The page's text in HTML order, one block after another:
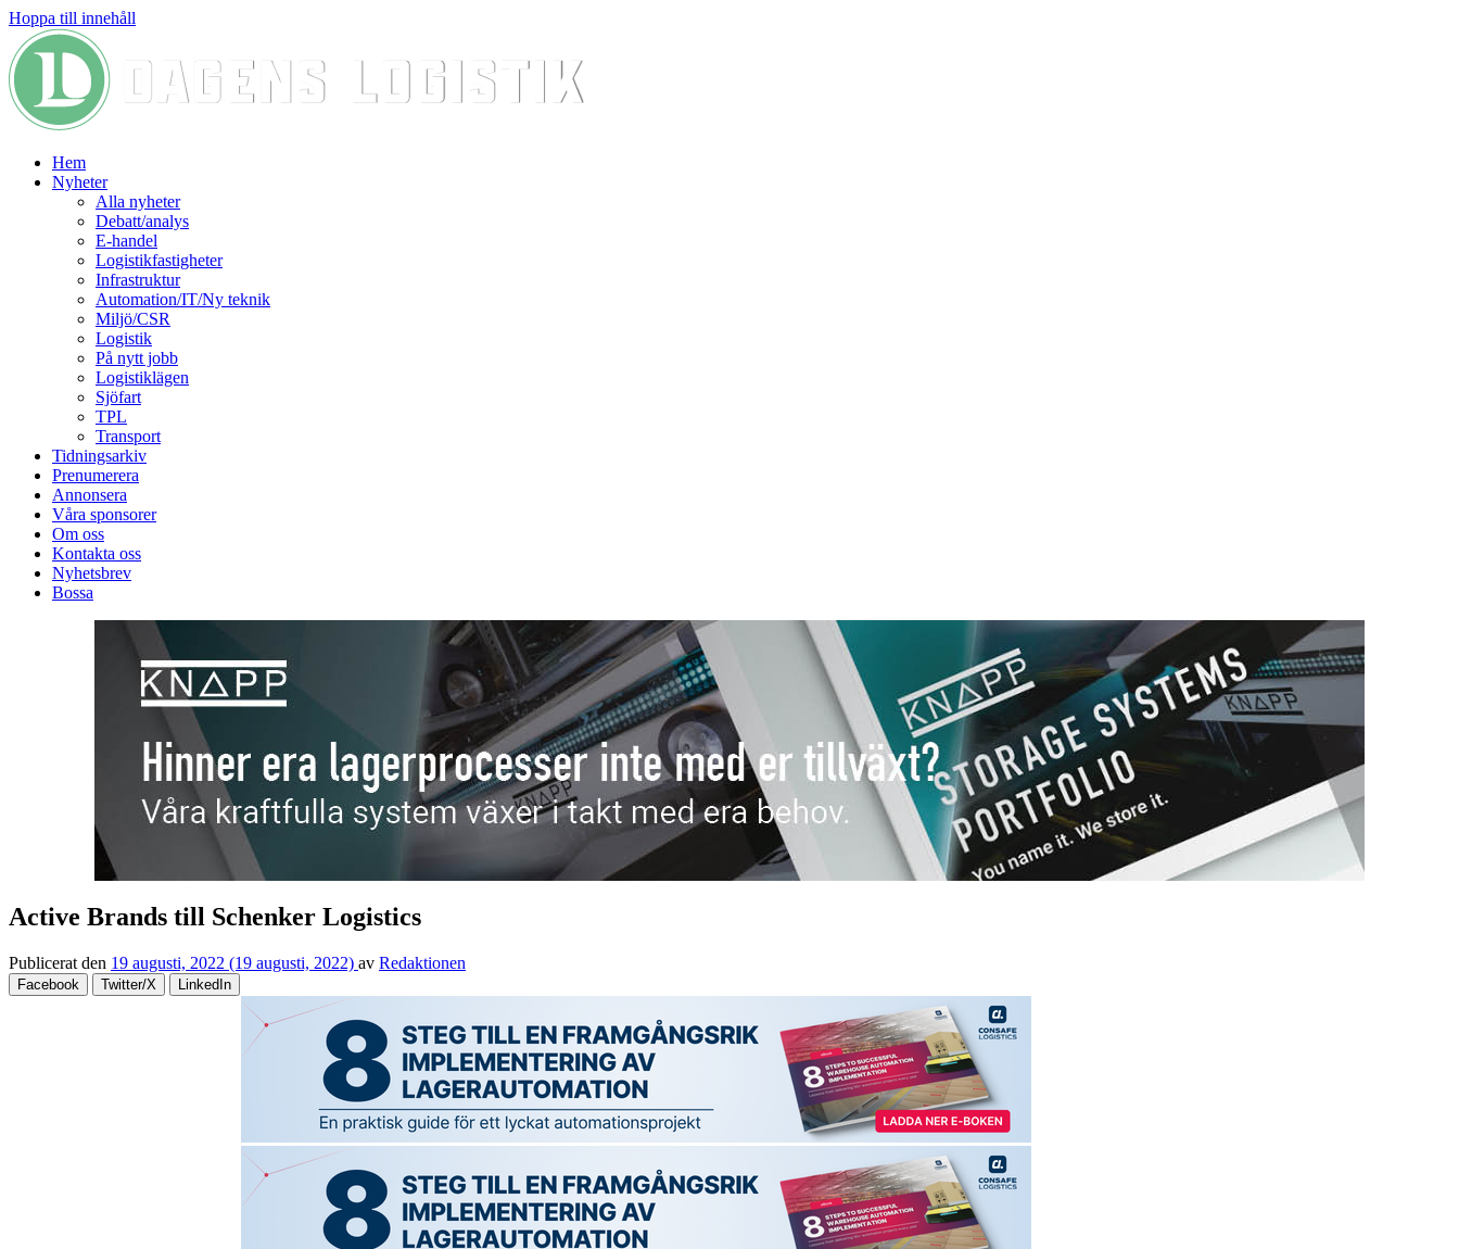
Hoppa till innehåll
Hem
Nyheter
Alla nyheter
Debatt/analys
E-handel
Logistikfastigheter
Infrastruktur
Automation/IT/Ny teknik
Miljö/CSR
Logistik
På nytt jobb
Logistiklägen
Sjöfart
TPL
Transport
Tidningsarkiv
Prenumerera
Annonsera
Våra sponsorer
Om oss
Kontakta oss
Nyhetsbrev
Bossa
Active Brands till Schenker Logistics
Publicerat den 19 augusti, 2022 (19 augusti, 2022) av Redaktionen
Facebook Twitter/X LinkedIn